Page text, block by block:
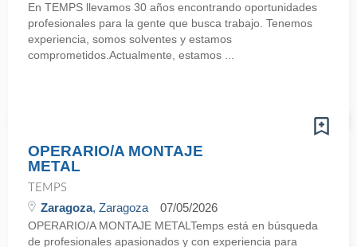
En TEMPS llevamos 30 años encontrando oportunidades
profesionales para la gente que busca trabajo. Tenemos
experiencia, somos solventes y estamos
comprometidos.Actualmente, estamos ...
OPERARIO/A MONTAJE
METAL
TEMPS
Zaragoza, Zaragoza 07/05/2026
OPERARIO/A MONTAJE METALTemps está en búsqueda
de profesionales apasionados y con experiencia para